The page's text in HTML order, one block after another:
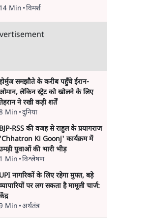
14 Min •विमर्श
समझौते के करीब पहुँचे ईरान-
लेकिन स्ट्रेट को खोलने के लिए
ने रखी कड़ी शर्तें
Min •दुनिया
RSS की वजह से राहुल के प्रयागराज
Ki Goonj' कार्यक्रम में
युवाओं की भारी भीड़
Min •विश्लेषण
नागरिकों के लिए रहेगा मुफ्त, बड़े
पर लग सकता है मामूली चार्ज:
Min •अर्थतंत्र